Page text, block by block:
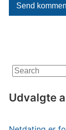
Search
for:
Udvalgte